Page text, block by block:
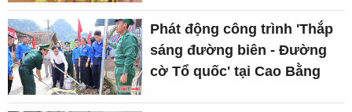
Phát động công trình 'Thắp
sáng đường biên - Đường
cờ Tổ quốc' tại Cao Bằng